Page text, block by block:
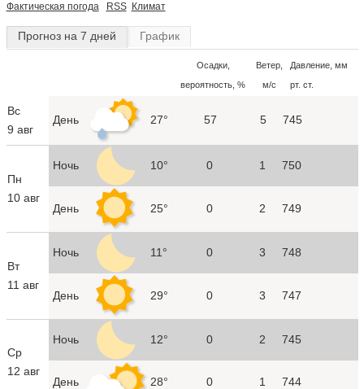
Фактическая погода RSS Климат
Прогноз на 7 дней График
Осадки,
вероятность, %
Ветер,
м/с
Давление, мм
рт. ст.
Вс
9 авг
День 27° 57 5 745
Пн
10 авг
Ночь 10° 0 1 750
День 25° 0 2 749
Вт
11 авг
Ночь 11° 0 3 748
День 29° 0 3 747
Ср
12 авг
Ночь 12° 0 2 745
День 28° 0 1 744